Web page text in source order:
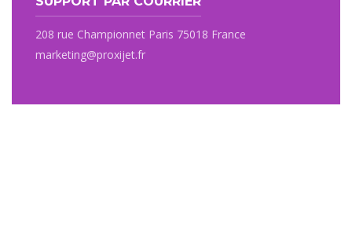
208 rue Championnet Paris 75018 France
marketing@proxijet.fr